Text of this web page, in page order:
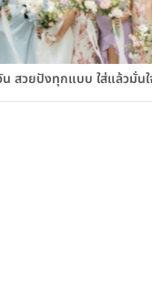
สวยปังทุกแบบ ใส่แล้วมั่น